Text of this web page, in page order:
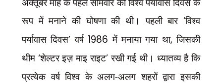
रूप में मनाने की घोषणा की थी। पहली बार‘विश्व
पर्यावास दिवस’वर्ष 1986 में मनाया गया था,जिसकी
थीम ‘शेल्टर इज़ माइ राइट’रखी गई थी। ध्यातव्य है कि
प्रत्येक वर्ष विश्व के अलग-अलग शहरों द्वारा इसकी